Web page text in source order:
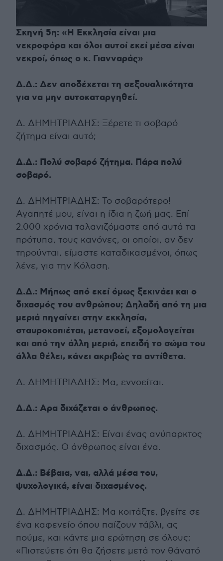
Σκηνή 5η: «Η Εκκλησία είναι μια
νεκροφόρα και όλοι αυτοί εκεί μέσα είναι
νεκροί, όπως ο κ. Γιανναράς»
Δ.Δ.: Δεν αποδέχεται τη σεξουαλικότητα
για να μην αυτοκαταργηθεί.
Δ. ΔΗΜΗΤΡΙΑΔΗΣ: Ξέρετε τι σοβαρό
ζήτημα είναι αυτό;
Δ.Δ.: Πολύ σοβαρό ζήτημα. Πάρα πολύ
σοβαρό.
Δ. ΔΗΜΗΤΡΙΑΔΗΣ: Το σοβαρότερο!
Αγαπητέ μου, είναι η ίδια η ζωή μας. Επί
2.000 χρόνια ταλανιζόμαστε από αυτά τα
πρότυπα, τους κανόνες, οι οποίοι, αν δεν
τηρούνται, είμαστε καταδικασμένοι, όπως
λένε, για την Κόλαση.
Δ.Δ.: Μήπως από εκεί όμως ξεκινάει και ο
διχασμός του ανθρώπου; Δηλαδή από τη μια
μεριά πηγαίνει στην εκκλησία,
σταυροκοπιέται, μετανοεί, εξομολογείται
και από την άλλη μεριά, επειδή το σώμα του
άλλα θέλει, κάνει ακριβώς τα αντίθετα.
Δ. ΔΗΜΗΤΡΙΑΔΗΣ: Μα, εννοείται.
Δ.Δ.: Αρα διχάζεται ο άνθρωπος.
Δ. ΔΗΜΗΤΡΙΑΔΗΣ: Είναι ένας ανύπαρκτος
διχασμός. Ο άνθρωπος είναι ένα.
Δ.Δ.: Βέβαια, ναι, αλλά μέσα του,
ψυχολογικά, είναι διχασμένος.
Δ. ΔΗΜΗΤΡΙΑΔΗΣ: Μα κοιτάξτε, βγείτε σε
ένα καφενείο όπου παίζουν τάβλι, ας
πούμε, και κάντε μια ερώτηση σε όλους:
«Πιστεύετε ότι θα ζήσετε μετά τον θάνατό